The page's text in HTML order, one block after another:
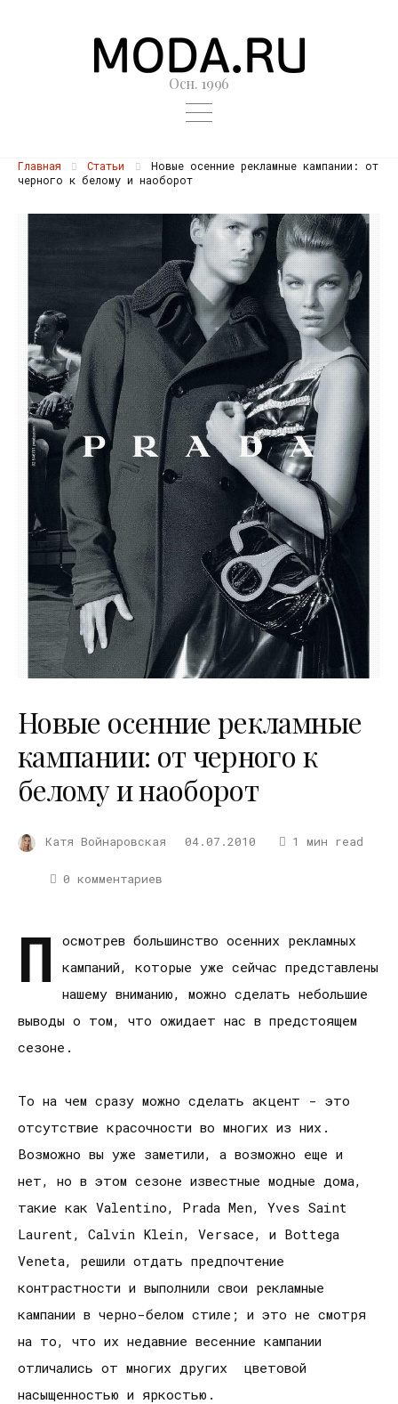
Осн. 1996
Главная Статьи
Новые осенние рекламные кампании: от
черного к белому и наоборот
Новые осенние рекламные
кампании: от черного к
белому и наоборот
Катя Войнаровская 04.07.2010 1 мин read
0 комментариев
П
осмотрев большинство осенних рекламных
кампаний, которые уже сейчас представлены
нашему вниманию, можно сделать небольшие
выводы о том, что ожидает нас в предстоящем
сезоне.
То на чем сразу можно сделать акцент - это
отсутствие красочности во многих из них.
Возможно вы уже заметили, а возможно еще и
нет, но в этом сезоне известные модные дома,
такие как Valentino, Prada Men, Yves Saint
Laurent, Calvin Klein, Versace, и Bottega
Veneta, решили отдать предпочтение
контрастности и выполнили свои рекламные
кампании в черно-белом стиле; и это не смотря
на то, что их недавние весенние кампании
отличались от многих других цветовой
насыщенностью и яркостью.